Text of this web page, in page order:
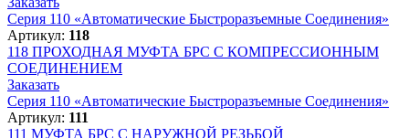
Серия 110 «Автоматические Быстроразъемные Соединения»
Артикул: 118
118 ПРОХОДНАЯ МУФТА БРС С КОМПРЕССИОННЫМ
СОЕДИНЕНИЕМ
Заказать
Серия 110 «Автоматические Быстроразъемные Соединения»
Артикул: 111
111 МУФТА БРС С НАРУЖНОЙ РЕЗЬБОЙ